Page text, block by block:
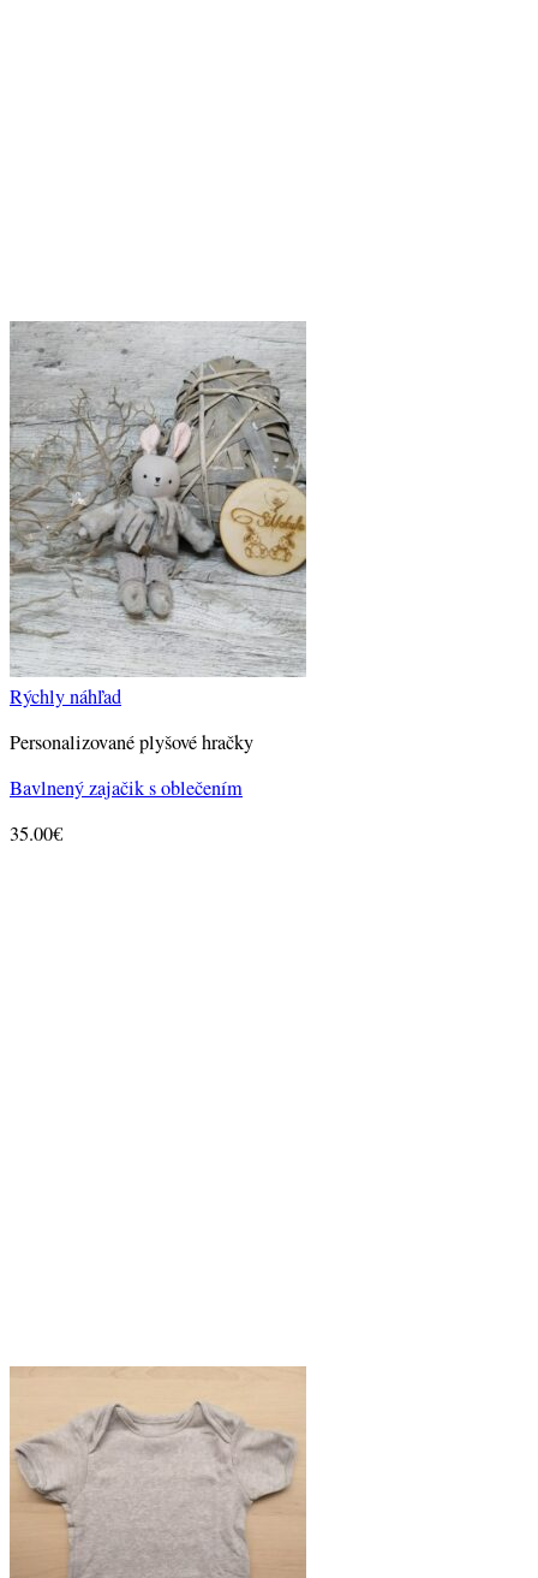
Rýchly náhľad
Personalizované plyšové hračky
Bavlnený zajačik s oblečením
35.00€